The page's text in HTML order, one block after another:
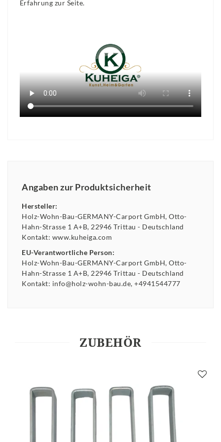
Erfahrung zur Seite.
Angaben zur Produktsicherheit
Hersteller:
Holz-Wohn-Bau-GERMANY-Carport GmbH Otto-
Hahn-Strasse 1 A+B 22946 Trittau
Deutschland
Kontakt: www.kuheiga.com
EU-Verantwortliche Person:
Holz-Wohn-Bau-GERMANY-Carport GmbH Otto-
Hahn-Strasse 1 A+B 22946 Trittau
Deutschland
Kontakt: info@holz-wohn-bau.de +4941544777
ZUBEHÖR